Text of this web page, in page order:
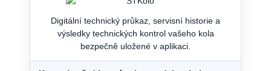
Digitální technický průkaz, servisní historie a
výsledky technických kontrol vašeho kola
bezpečně uložené v aplikaci.